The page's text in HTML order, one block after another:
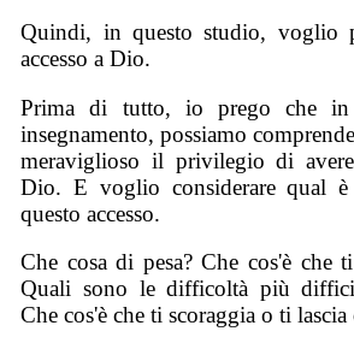
Quindi, in questo studio, voglio
accesso a Dio.
Prima di tutto, io prego che in
insegnamento, possiamo
meraviglioso il privilegio di
Dio. E voglio considerare qual
questo accesso.
Che cosa di pesa? Che cos'è che
Quali sono le difficoltà più
Che cos'è che ti scoraggia o ti